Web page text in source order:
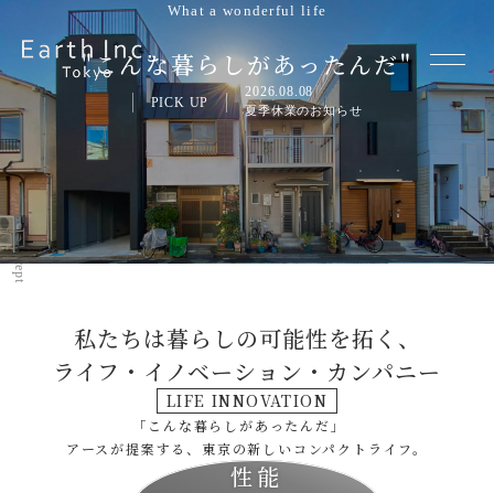
What a wonderful life
"こんな暮らしがあったんだ"
PICK UP
2026.08.08
夏季休業のお知らせ
Concept
私たちは暮らしの可能性を拓く、
ライフ・イノベーション・カンパニー
LIFE INNOVATION
「こんな暮らしがあったんだ」
アースが提案する、東京の新しいコンパクトライフ。
性能